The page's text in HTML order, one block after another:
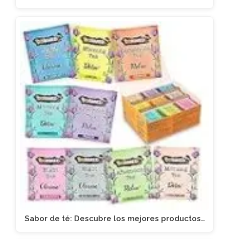
Sabor de té: Descubre los mejores productos…